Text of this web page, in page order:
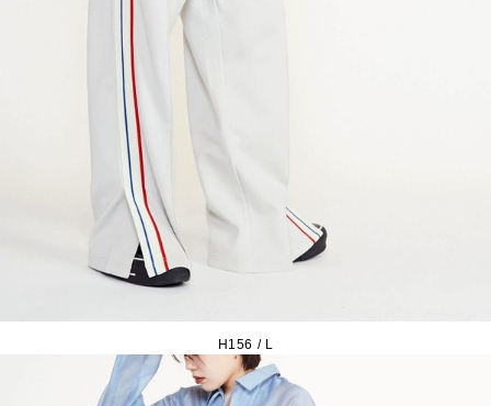
H156 / L